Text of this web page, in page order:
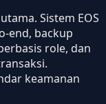
Sistem EOS
end, backup
role, dan
keamanan